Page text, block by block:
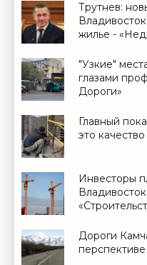
Трутнев:
жилье -
"Узкие"
глазами
Дороги»
Главный
это
Инвесторы
Дороги